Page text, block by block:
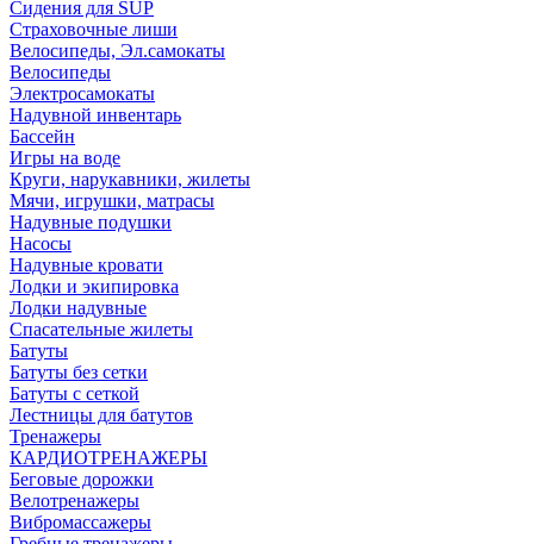
Сидения для SUP
Страховочные лиши
Велосипеды, Эл.самокаты
Велосипеды
Электросамокаты
Надувной инвентарь
Бассейн
Игры на воде
Круги, нарукавники, жилеты
Мячи, игрушки, матрасы
Надувные подушки
Насосы
Надувные кровати
Лодки и экипировка
Лодки надувные
Спасательные жилеты
Батуты
Батуты без сетки
Батуты с сеткой
Лестницы для батутов
Тренажеры
КАРДИОТРЕНАЖЕРЫ
Беговые дорожки
Велотренажеры
Вибромассажеры